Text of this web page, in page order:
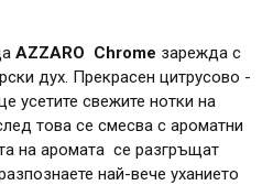
AZZARO Chrome зарежда с
дух. Прекрасен цитрусово -
усетите свежите нотки на
това се смесва с ароматни
на аромата се разгръщат
най-вече уханието